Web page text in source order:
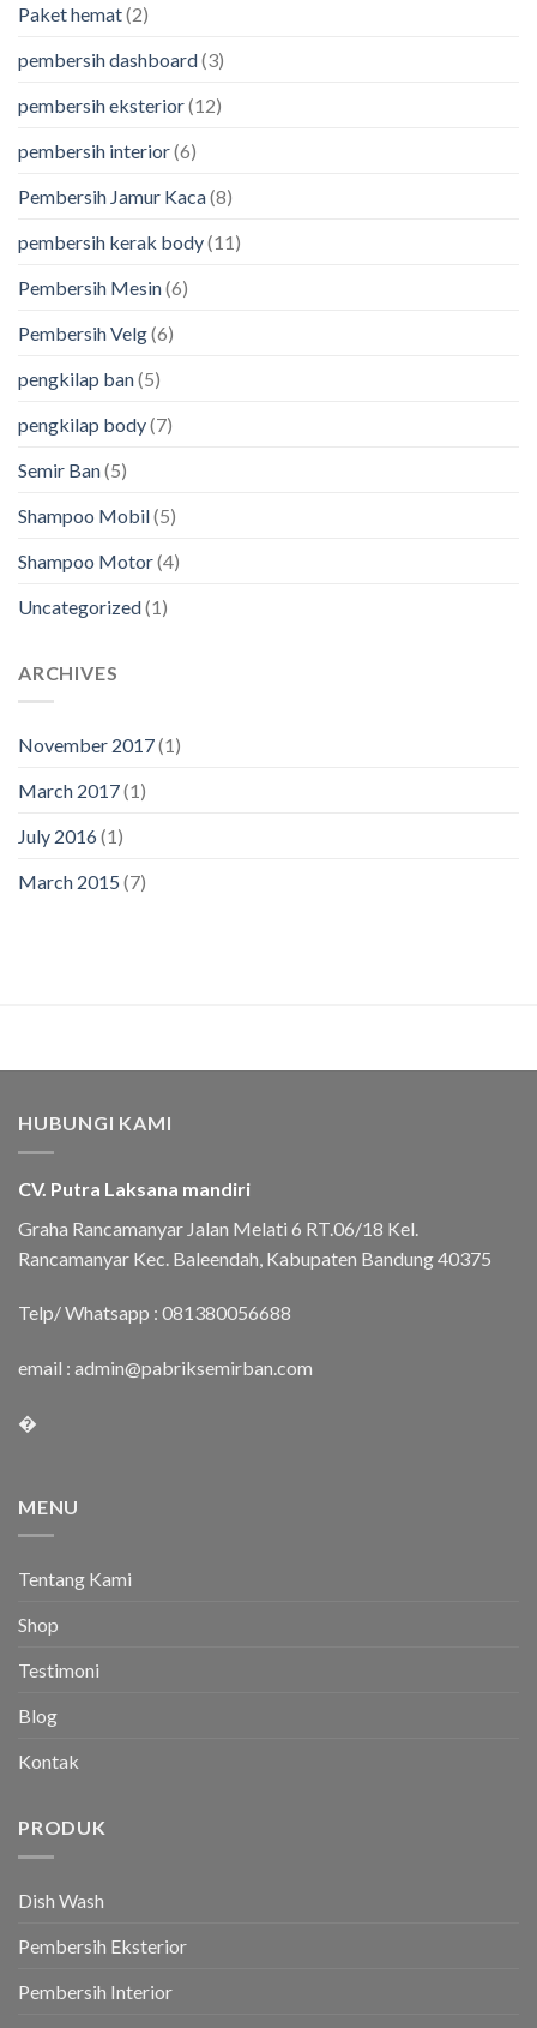
Paket hemat(2)
pembersih dashboard(3)
pembersih eksterior(12)
pembersih interior(6)
Pembersih Jamur Kaca(8)
pembersih kerak body(11)
Pembersih Mesin(6)
Pembersih Velg(6)
pengkilap ban(5)
pengkilap body(7)
Semir Ban(5)
Shampoo Mobil(5)
Shampoo Motor(4)
Uncategorized(1)
ARCHIVES
November 2017(1)
March 2017(1)
July 2016(1)
March 2015 (7)
HUBUNGI KAMI
CV. Putra Laksana mandiri
Graha Rancamanyar Jalan Melati 6 RT.06/18 Kel.
Rancamanyar Kec. Baleendah, Kabupaten Bandung 40375
Telp/ Whatsapp : 081380056688
email : admin@pabriksemirban.com
�
MENU
Tentang Kami
Shop
Testimoni
Blog
Kontak
PRODUK
Dish Wash
Pembersih Eksterior
Pembersih Interior